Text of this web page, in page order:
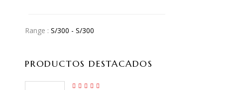
Range : S/300 - S/300
PRODUCTOS DESTACADOS